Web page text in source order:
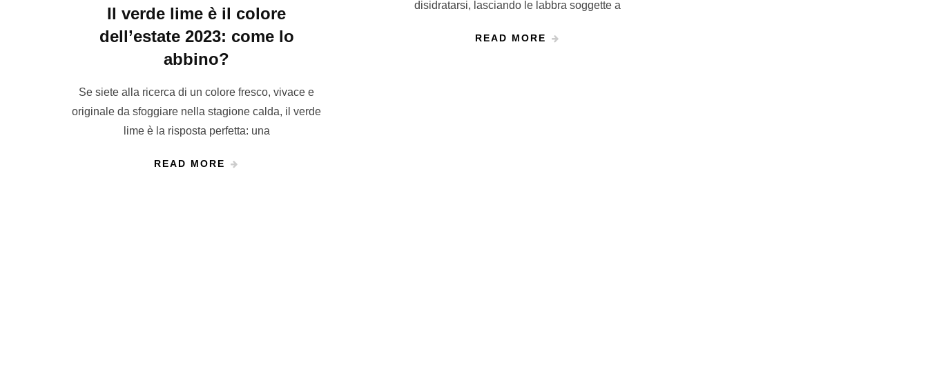
Il verde lime è il colore
dell’estate 2023: come lo
abbino?
Se siete alla ricerca di un colore fresco, vivace e
originale da sfoggiare nella stagione calda, il verde
lime è la risposta perfetta: una
READ MORE
disidratarsi, lasciando le labbra soggette a
READ MORE